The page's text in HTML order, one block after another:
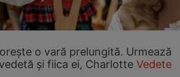
o vară prelungită. Urmează
și fiica ei, Charlotte Vedete